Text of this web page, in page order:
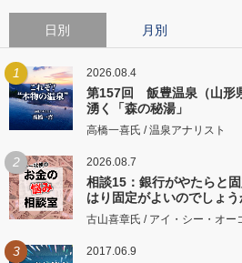
日別 月別
1 2026.08.4
第157回 飯豊温泉（山形
湧く「森の秘湯」
高橋一喜氏 / 温泉アナリスト
2 2026.08.7
相談15：銀行がやたらと
はり固定がよいのでしょう
古山喜章氏 / アイ・シー・オー
3 2017.06.9